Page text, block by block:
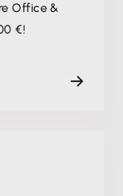
Office &
€!